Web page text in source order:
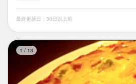
最終更新日：30日以上前
1 / 13